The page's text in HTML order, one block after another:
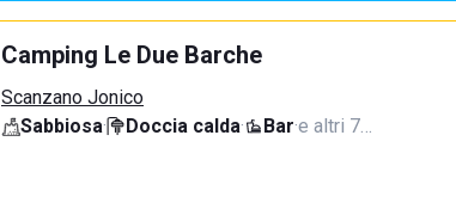
Camping Le Due Barche
Scanzano Jonico
Sabbiosa· Doccia calda· Bar·e altri 7…